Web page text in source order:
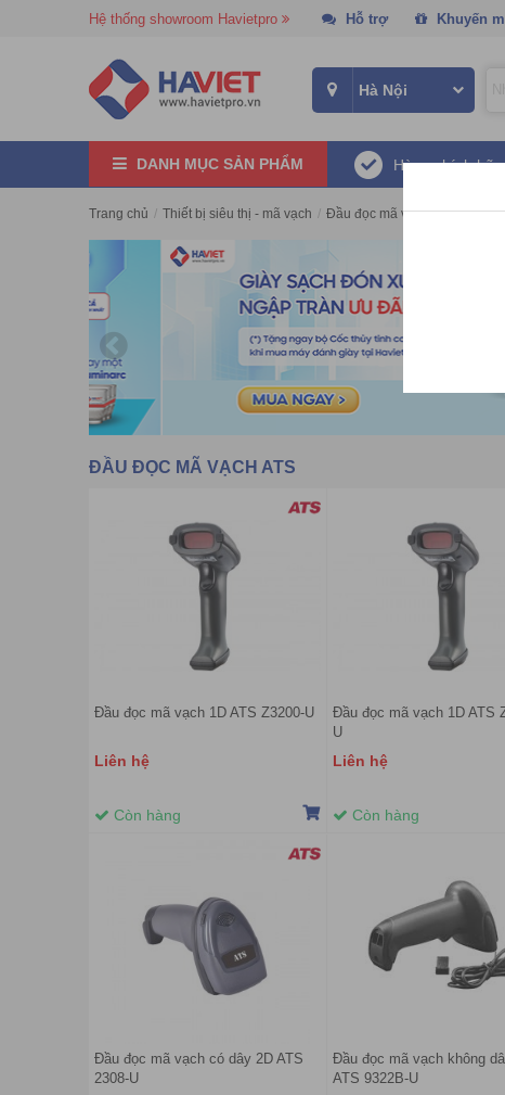
Hệ thống showroom Havietpro Hỗ trợ Khuyến
DANH MỤC SẢN PHẨM Hàng chính
Trang chủ / Thiết bị siêu thị - mã vạch / Đầu đọc mã vạch / Đầu đọc
ĐẦU ĐỌC MÃ VẠCH ATS
Đầu đọc mã vạch 1D ATS Z3200-U
Liên hệ
Còn hàng
Đầu đọc mã vạch 1D ATS
U
Liên hệ
Còn hàng
Đầu đọc mã vạch có dây 2D ATS
2308-U
Đầu đọc mã vạch không
ATS 9322B-U